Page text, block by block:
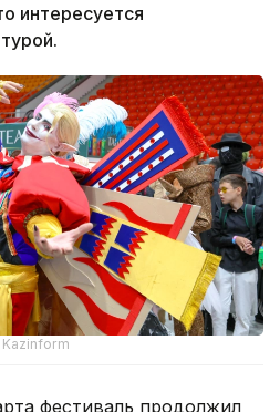
интересуется
фестиваль продолжил